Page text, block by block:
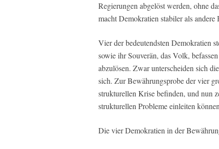
Regierungen abgelöst werden, ohne
macht Demokratien stabiler als andere
Vier der bedeutendsten Demokratien
sowie ihr Souverän, das Volk,
abzulösen. Zwar unterscheiden sich
sich. Zur Bewährungsprobe der vier
strukturellen Krise befinden, und nun
strukturellen Probleme einleiten
Die vier Demokratien in der